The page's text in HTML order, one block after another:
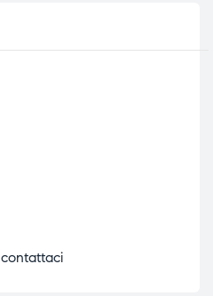
contattaci